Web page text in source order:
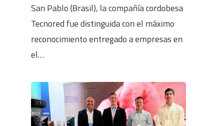
San Pablo (Brasil), la compañía cordobesa
Tecnored fue distinguida con el máximo
reconocimiento entregado a empresas en
el…